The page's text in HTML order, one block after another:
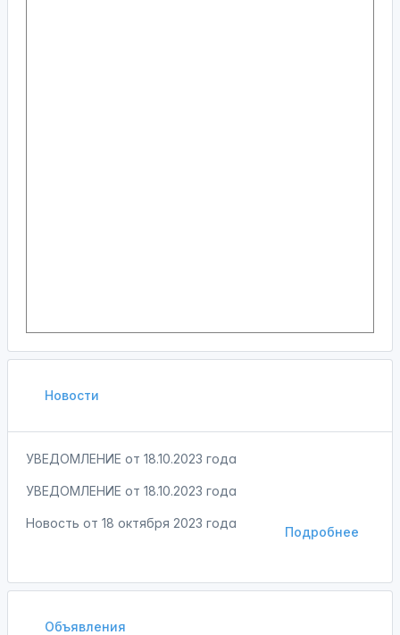
Новости
УВЕДОМЛЕНИЕ от 18.10.2023 года
УВЕДОМЛЕНИЕ от 18.10.2023 года
Подробнее
Новость от 18 октября 2023 года
Объявления